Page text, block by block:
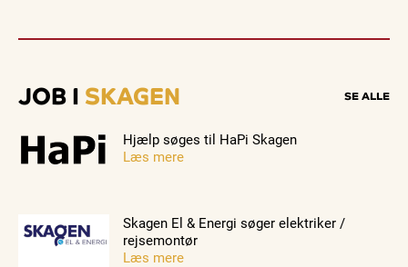
JOB I SKAGEN SE ALLE
Hjælp søges til HaPi Skagen
Læs mere
Skagen El & Energi søger elektriker /
rejsemontør
Læs mere